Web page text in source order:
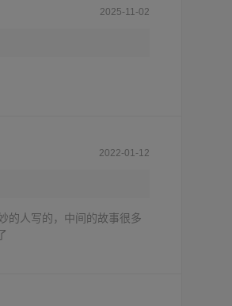
2025-11-02
2022-01-12
的人写的，中间的故事很多